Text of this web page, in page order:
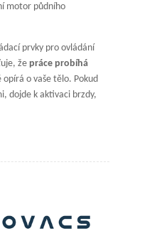
motor půdního
prvky pro ovládání
žepráce probíhá
o vaše tělo. Pokud
dojde k aktivaci brzdy,